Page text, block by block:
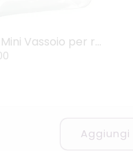
RAW Mini Vassoio per rollare in vetro